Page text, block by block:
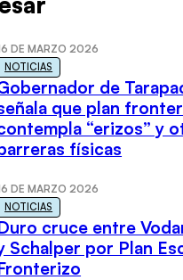
DE MARZO 2026
NOTICIAS
de
que plan
“erizos” y
físicas
DE MARZO 2026
NOTICIAS
cruce entre
Schalper por Plan